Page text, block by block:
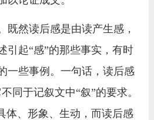
既然读后感是由读产生感，
引起“感”的那些事实，有时
一些事例。一句话，读后感
同于记叙文中“叙”的要求。
体、形象、生动，而读后感